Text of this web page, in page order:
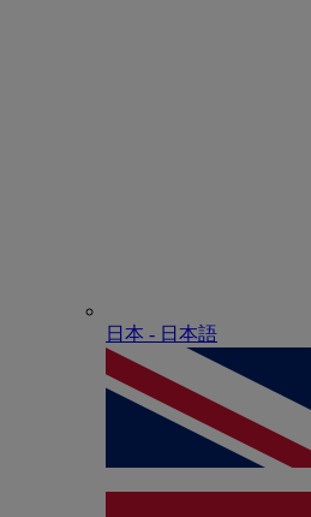
日本 - ⽇本語